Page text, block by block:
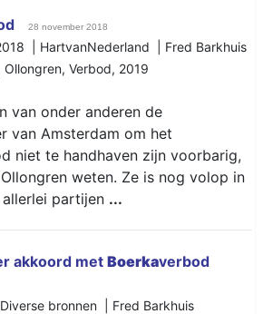
28 november 2018
| HartvanNederland | Fred Barkhuis
Ollongren, Verbod, 2019
van onder anderen de
van Amsterdam om het
niet te handhaven zijn voorbarig,
weten. Ze is nog volop in
partijen ...
akkoord met Boerkaverbod
bronnen | Fred Barkhuis